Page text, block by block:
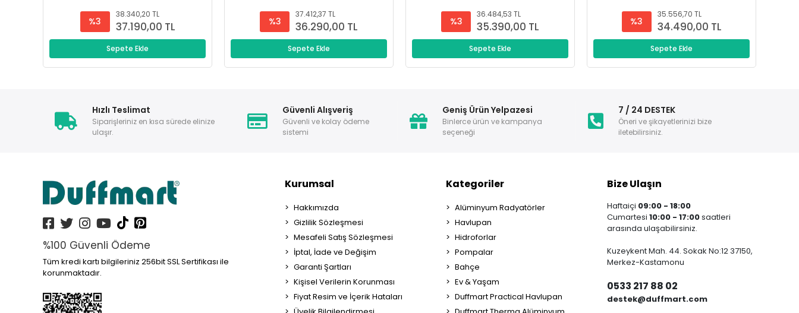
%3
38.340,20 TL
37.190,00 TL
Sepete Ekle
%3
37.412,37 TL
36.290,00 TL
Sepete Ekle
%3
36.484,53 TL
35.390,00 TL
Sepete Ekle
%3
35.556,70 TL
34.490,00 TL
Sepete Ekle
Hızlı Teslimat
Siparişleriniz en kısa sürede elinize
ulaşır.
Güvenli Alışveriş
Güvenli ve kolay ödeme
sistemi
Geniş Ürün Yelpazesi
Binlerce ürün ve kampanya
seçeneği
7 / 24 DESTEK
Öneri ve şikayetlerinizi bize
iletebilirsiniz.
%100 Güvenli Ödeme
Tüm kredi kartı bilgileriniz 256bit SSL Sertifikası ile
korunmaktadır.
Kurumsal
Hakkımızda
Gizlilik Sözleşmesi
Mesafeli Satış Sözleşmesi
İptal, İade ve Değişim
Garanti Şartları
Kişisel Verilerin Korunması
Fiyat Resim ve İçerik Hataları
Kategoriler
Alüminyum Radyatörler
Havlupan
Hidroforlar
Pompalar
Bahçe
Ev & Yaşam
Duffmart Practical Havlupan
Bize Ulaşın
Haftaiçi 09:00 - 18:00
Cumartesi 10:00 - 17:00saatleri
arasında ulaşabilirsiniz.
Kuzeykent Mah. 44. Sokak No:12 37150,
Merkez-Kastamonu
0533 217 88 02
destek@duffmart.com